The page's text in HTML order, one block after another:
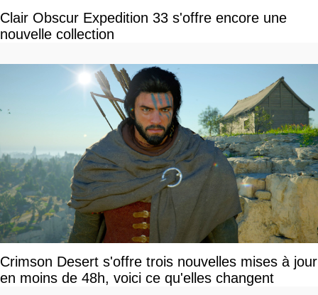
Clair Obscur Expedition 33 s'offre encore une
nouvelle collection
Crimson Desert s'offre trois nouvelles mises à jour
en moins de 48h, voici ce qu'elles changent